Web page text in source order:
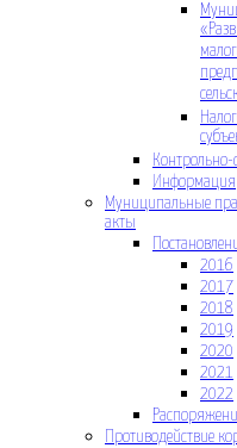
Контрольно-
Информация
Муниципальные
акты
2016
2017
2018
2019
2020
2021
2022
Противодействие